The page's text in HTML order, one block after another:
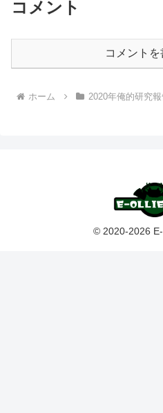
コメント
コメント
ホーム 2020年俺的研究
© 2020-2026 E-